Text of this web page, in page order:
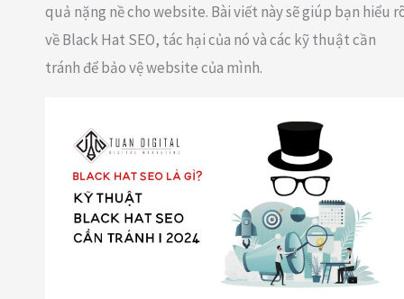
quả nặng nề cho website. Bài viết này sẽ giúp bạn hiểu
về Black Hat SEO, tác hại của nó và các kỹ thuật cần
tránh để bảo vệ website của mình.